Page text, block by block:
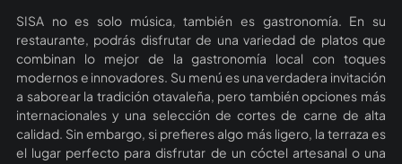
SISA no es solo música, también es gastronomía. En su
restaurante, podrás disfrutar de una variedad de platos que
combinan lo mejor de la gastronomía local con toques
modernos e innovadores. Su menú es una verdadera invitación
a saborear la tradición otavaleña, pero también opciones más
internacionales y una selección de cortes de carne de alta
calidad. Sin embargo, si prefieres algo más ligero, la terraza es
el lugar perfecto para disfrutar de un cóctel artesanal o una